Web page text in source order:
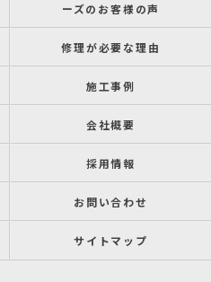
ーズのお客様の声
修理が必要な理由
施工事例
会社概要
採用情報
お問い合わせ
サイトマップ